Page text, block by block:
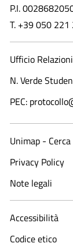
P.I.
T. +39 050 221
Ufficio
N. Verde
PEC:
Unimap -
Privacy Policy
Note legali
Accessibilità
Codice etico